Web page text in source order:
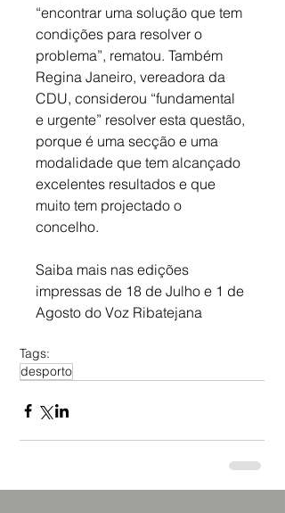
“encontrar uma solução que tem
condições para resolver o
problema”, rematou. Também
Regina Janeiro, vereadora da
CDU, considerou “fundamental
e urgente” resolver esta questão,
porque é uma secção e uma
modalidade que tem alcançado
excelentes resultados e que
muito tem projectado o
concelho.
Saiba mais nas edições
impressas de 18 de Julho e 1 de
Agosto do Voz Ribatejana
Tags:
desporto